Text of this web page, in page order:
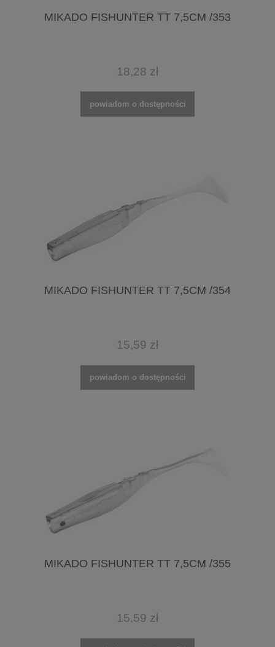
MIKADO FISHUNTER TT 7,5CM /353
18,28 zł
powiadom o dostępności
MIKADO FISHUNTER TT 7,5CM /354
15,59 zł
powiadom o dostępności
MIKADO FISHUNTER TT 7,5CM /355
15,59 zł